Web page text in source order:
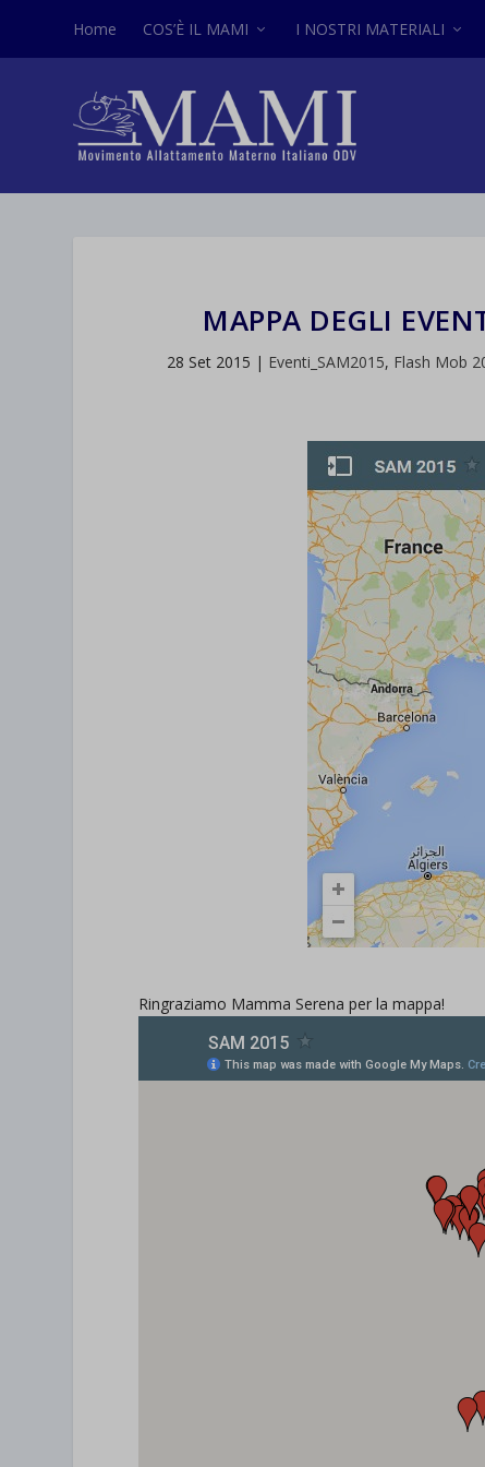
Home COS’È IL MAMI I NOSTRI MATERIALI
MAPPA DEGLI
28 Set 2015 | Eventi_SAM2015, Flash Mob
Ringraziamo Mamma Serena per la mappa!